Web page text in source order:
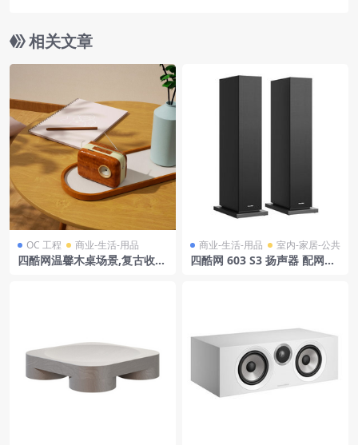
相关文章
OC 工程 商业-生活-用品
四酷网温馨木桌场景,复古收音
商业-生活-用品 室内-家居-公共
四酷网 603 S3 扬声器 配网罩